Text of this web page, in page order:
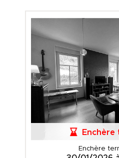
Enchère
Enchère